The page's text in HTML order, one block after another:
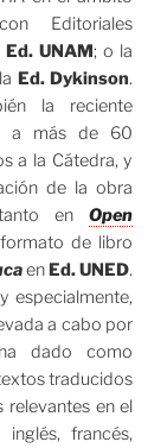
Editoriales
Ed. UNAM; o la
Ed. Dykinson.
la reciente
a más de 60
a la Cátedra, y
de la obra
enOpen
de libro
enEd. UNED.
especialmente,
a cabo por
dado como
traducidos
relevantes en el
francés,